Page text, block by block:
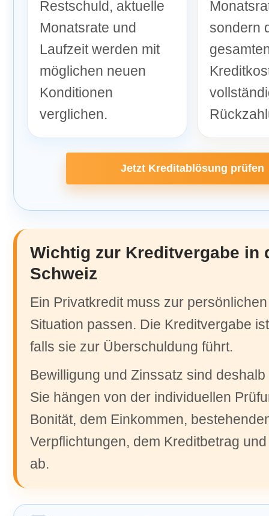
Restschuld, aktuelle
Monatsrate und
Laufzeit werden mit
möglichen neuen
Konditionen
verglichen.
sondern
Jetzt Kreditablösung prüfen
Wichtig zur Kreditvergabe in
Schweiz
Ein Privatkredit muss zur
Situation passen. Die Kreditvergabe
falls sie zur Überschuldung führt.
Bewilligung und Zinssatz sind
Sie hängen von der individuellen
Bonität, dem Einkommen,
Verpflichtungen, dem Kreditbetrag
ab.